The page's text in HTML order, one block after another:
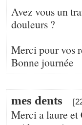
Avez vous un
douleurs ?
Merci pour vos
Bonne journée
mes dents
Merci a laure et